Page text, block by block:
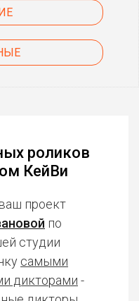
роликов
КейВи
проект
по
студии
самыми
дикторами -